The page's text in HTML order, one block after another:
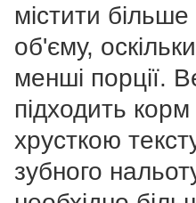
містити
об'єму,
менші порції.
підходить
хрусткою
зубного